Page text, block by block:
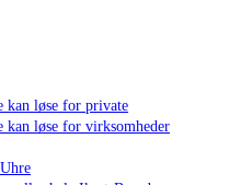
kan løse for private
kan løse for virksomheder